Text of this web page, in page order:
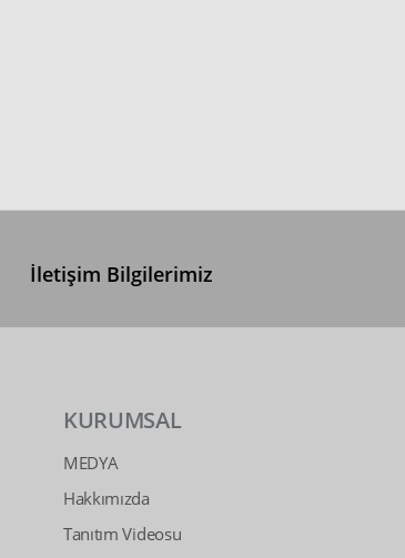
İletişim Bilgilerimiz
KURUMSAL
MEDYA
Hakkımızda
Tanıtım Videosu